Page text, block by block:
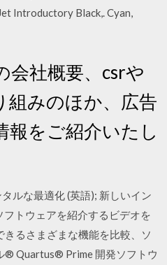
Introductory Black,. Cyan,
会社概要、csrや
組みのほか、広告
報をご紹介いたし
ルな最適化 (英語); 新しいイン
トウェアを紹介するビデオを
きるさまざまな機能を比較、ソ
® Quartus® Prime 開発ソフトウ